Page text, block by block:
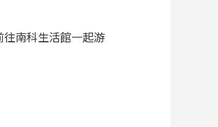
南科生活館一起游